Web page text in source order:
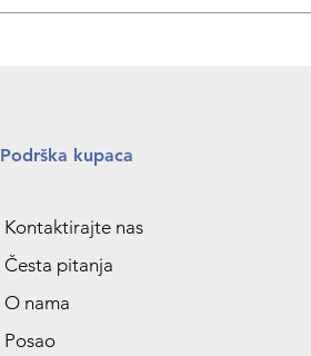
Podrška kupaca
Kontaktirajte nas
Česta pitanja
O nama
Posao